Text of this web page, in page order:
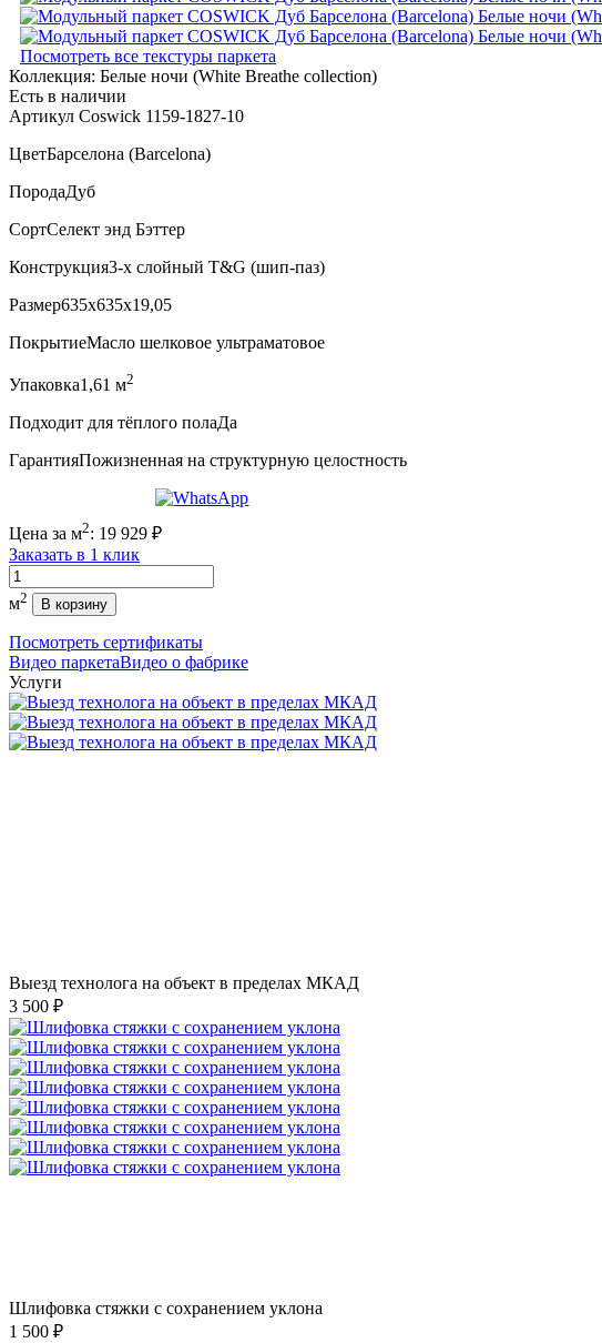
Посмотреть все текстуры паркета
Коллекция: Белые ночи (White Breathe collection)
Есть в наличии
Артикул Coswick 1159-1827-10
ЦветБарселона (Barcelona)
ПородаДуб
СортСелект энд Бэттер
Конструкция3-х слойный T&G (шип-паз)
Размер635x635x19,05
ПокрытиеМасло шелковое ультраматовое
Упаковка1,61 м2
Подходит для тёплого полаДа
ГарантияПожизненная на структурную целостность
Цена за м2: 19 929 ₽
Заказать в 1 клик
Количество
м2 В корзину
Посмотреть сертификаты
Видео паркетаВидео о фабрике
Услуги
Выезд технолога на объект в пределах МКАД
3 500 ₽
Шлифовка стяжки с сохранением уклона
1 500 ₽